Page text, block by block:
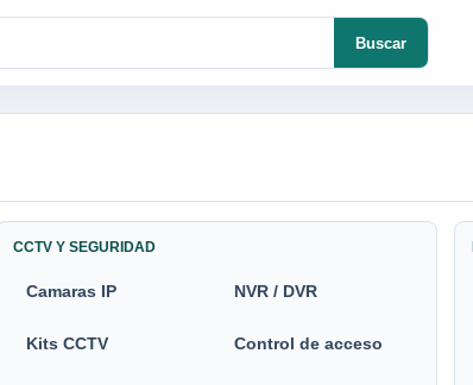
Buscar
CCTV Y SEGURIDAD
Camaras IP NVR / DVR
Kits CCTV Control de acceso